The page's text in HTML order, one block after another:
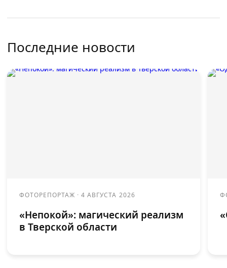
Последние новости
ФОТОРЕПОРТАЖ ·4 АВГУСТА 2026
«Непокой»: магический реализм
в Тверской области